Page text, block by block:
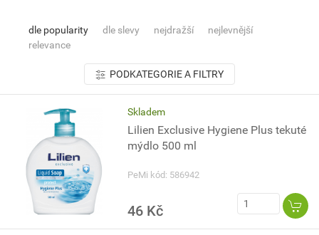
dle popularity dle slevy nejdražší
nejlevnější
relevance
PODKATEGORIE A FILTRY
Skladem
Lilien Exclusive Hygiene Plus tekuté
mýdlo 500 ml
PeMi kód: 586942
46 Kč